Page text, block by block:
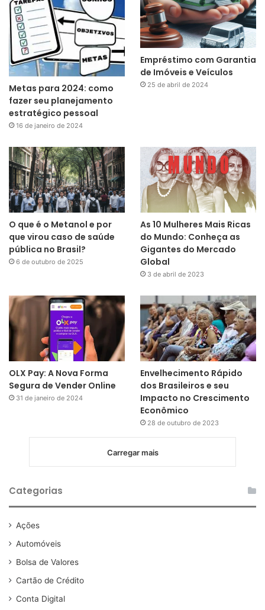
Metas para 2024: como
fazer seu planejamento
estratégico pessoal
16 de janeiro de 2024
Empréstimo com Garantia
de Imóveis e Veículos
25 de abril de 2024
O que é o Metanol e por
que virou caso de saúde
pública no Brasil?
6 de outubro de 2025
As 10 Mulheres Mais Ricas
do Mundo: Conheça as
Gigantes do Mercado
Global
3 de abril de 2023
OLX Pay: A Nova Forma
Segura de Vender Online
31 de janeiro de 2024
Envelhecimento Rápido
dos Brasileiros e seu
Impacto no Crescimento
Econômico
28 de outubro de 2023
Carregar mais
Categorias
Ações
Automóveis
Bolsa de Valores
Cartão de Crédito
Conta Digital